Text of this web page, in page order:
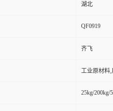
湖北
QF0919
齐飞
工业原材料
25kg/200kg/